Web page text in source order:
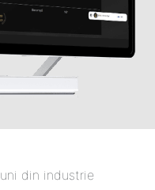
din industrie